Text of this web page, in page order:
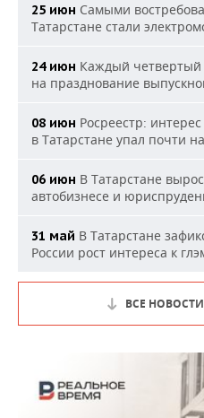
25 июн Самыми
Татарстане стали
24 июн Каждый четвертый
на празднование
08 июн Росреестр:
в Татарстане упал почти
06 июн В Татарстане
автобизнесе и
31 май В Татарстане
России рост интереса к
ВСЕ